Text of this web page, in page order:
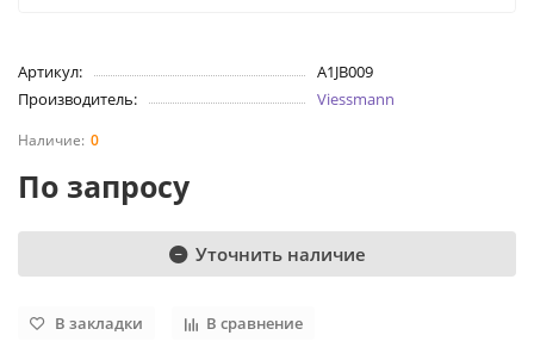
Артикул:
A1JB009
Производитель:
Viessmann
0
По запросу
Уточнить наличие
В закладки В сравнение